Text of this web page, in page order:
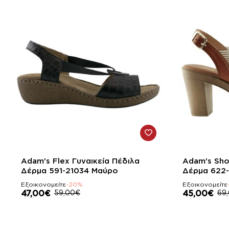
-20%
Adam's Flex Γυναικεία Πέδιλα
Δέρμα 591-21034 Μαύρο
Εξοικονομείτε-20%
47,00€ 59,00€
-35%
Adam's
Δέρμα
Εξοικονομείτε
45,00€